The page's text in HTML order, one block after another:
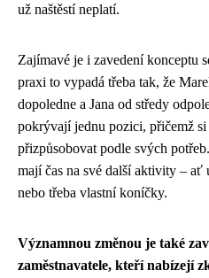
už naštěstí neplatí.
Zajímavé je i zavedení konceptu
praxi to vypadá třeba tak, že
dopoledne a Jana od středy
pokrývají jednu pozici, přičemž
přizpůsobovat podle svých
mají čas na své další aktivity – ať
nebo třeba vlastní koníčky.
Významnou změnou je také
zaměstnavatele, kteří nabízejí